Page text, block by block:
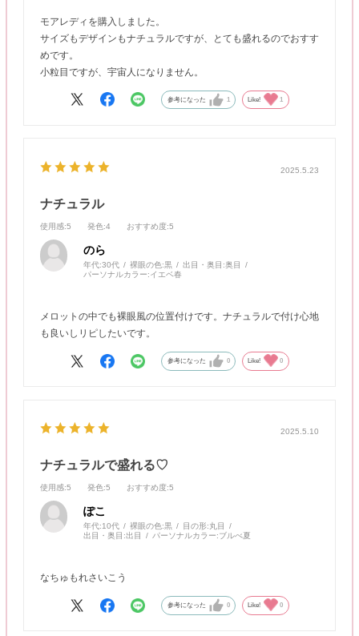
モアレディを購入しました。
サイズもデザインもナチュラルですが、とても盛れるのでおすす
めです。
小粒目ですが、宇宙人になりません。
参考になった 1 Like! 1
2025.5.23
ナチュラル
使用感:5 発色:4 おすすめ度:5
のら
年代:30代 裸眼の色:黒 出目・奥目:奥目
パーソナルカラー:イエベ春
メロットの中でも裸眼風の位置付けです。ナチュラルで付け心地
も良いしリピしたいです。
参考になった 0 Like! 0
2025.5.10
ナチュラルで盛れる♡
使用感:5 発色:5 おすすめ度:5
ぽこ
年代:10代 裸眼の色:黒 目の形:丸目
出目・奥目:出目 パーソナルカラー:ブルべ夏
なちゅもれさいこう
参考になった 0 Like! 0